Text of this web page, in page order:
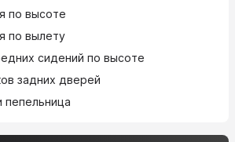
по высоте
по вылету
сидений по высоте
задних дверей
пепельница